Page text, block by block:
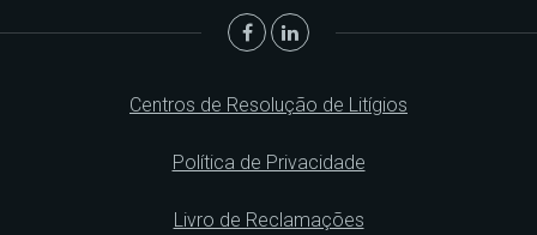
Centros de Resolução de Litígios
Política de Privacidade
Livro de Reclamações